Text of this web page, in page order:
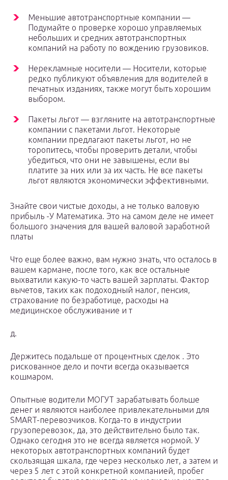
Меньшие автотранспортные компании —
Подумайте о проверке хорошо управляемых
небольших и средних автотранспортных
компаний на работу по вождению грузовиков.
Нерекламные носители — Носители, которые
редко публикуют объявления для водителей в
печатных изданиях, также могут быть хорошим
выбором.
Пакеты льгот — взгляните на автотранспортные
компании с пакетами льгот. Некоторые
компании предлагают пакеты льгот, но не
торопитесь, чтобы проверить детали, чтобы
убедиться, что они не завышены, если вы
платите за них или за их часть. Не все пакеты
льгот являются экономически эффективными.
Знайте свои чистые доходы, а не только валовую
прибыль -У Математика. Это на самом деле не имеет
большого значения для вашей валовой заработной
платы
Что еще более важно, вам нужно знать, что осталось в
вашем кармане, после того, как все остальные
выхватили какую-то часть вашей зарплаты. Фактор
вычетов, таких как подоходный налог, пенсия,
страхование по безработице, расходы на
медицинское обслуживание и т
д.
Держитесь подальше от процентных сделок . Это
рискованное дело и почти всегда оказывается
кошмаром.
Опытные водители МОГУТ зарабатывать больше
денег и являются наиболее привлекательными для
SMART-перевозчиков. Когда-то в индустрии
грузоперевозок, да, это действительно было так.
Однако сегодня это не всегда является нормой. У
некоторых автотранспортных компаний будет
скользящая шкала, где через несколько лет, а затем и
через 5 лет с этой конкретной компанией, пробег